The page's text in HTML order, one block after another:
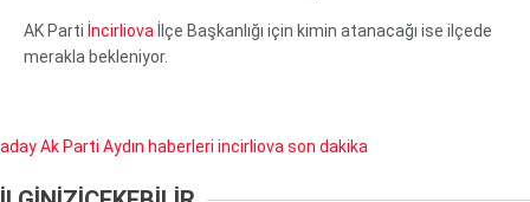
AK Parti İncirliova İlçe Başkanlığı için kimin atanacağı ise ilçede
merakla bekleniyor.
adayAk Parti Aydın haberleri incirliovason dakika